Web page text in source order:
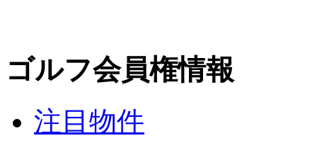
ゴルフ会員権情報
注目物件